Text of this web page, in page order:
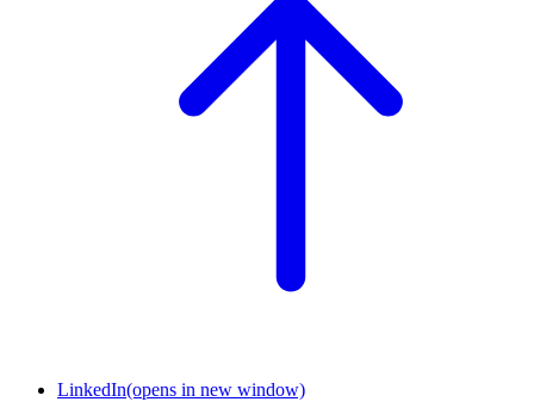
LinkedIn(opens in new window)